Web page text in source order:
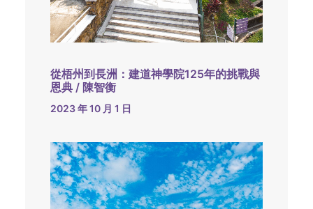
從梧州到長洲：建道神學院125年的挑戰與
恩典 / 陳智衡
2023 年 10 月 1 日